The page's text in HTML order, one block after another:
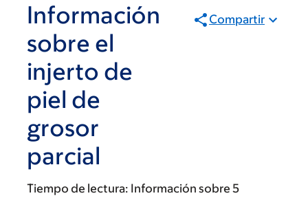
Información
sobre el
injerto de
piel de
grosor
parcial
Compartir
Tiempo de lectura: Información sobre 5